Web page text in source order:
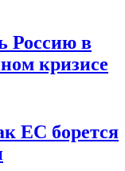
Россию в
кризисе
ЕС борется